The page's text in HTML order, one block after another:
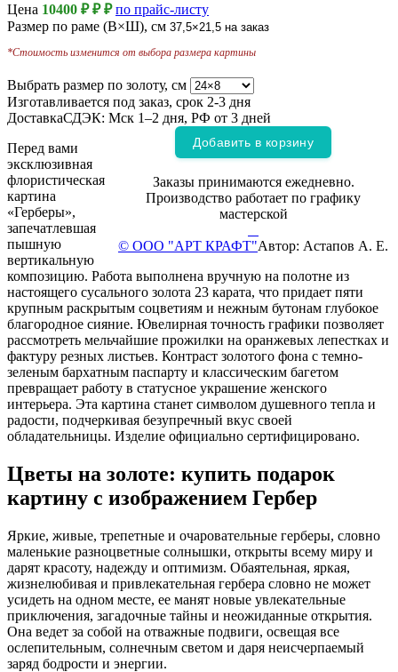
Цена 10400 ₽₽₽по прайс-листу
Размер по раме (В×Ш), см 37,5×21,5 на заказ
*Стоимость изменится от выбора размера картины
Выбрать размер по золоту, см
Изготавливается под заказ, срок 2-3 дня
ДоставкаСДЭК: Мск 1–2 дня, РФ от 3 дней
Добавить в корзину
Заказы принимаются ежедневно.
Производство работает по графику
мастерской
© ООО "АРТ КРАФТ"Автор: Астапов А. Е.
Перед вами
эксклюзивная
флористическая
картина
«Герберы»,
запечатлевшая
пышную
вертикальную
композицию. Работа выполнена вручную на полотне из
настоящего сусального золота 23 карата, что придает пяти
крупным раскрытым соцветиям и нежным бутонам глубокое
благородное сияние. Ювелирная точность графики позволяет
рассмотреть мельчайшие прожилки на оранжевых лепестках и
фактуру резных листьев. Контраст золотого фона с темно-
зеленым бархатным паспарту и классическим багетом
превращает работу в статусное украшение женского
интерьера. Эта картина станет символом душевного тепла и
радости, подчеркивая безупречный вкус своей
обладательницы. Изделие официально сертифицировано.
Цветы на золоте: купить подарок
картину с изображением Гербер
Яркие, живые, трепетные и очаровательные герберы, словно
маленькие разноцветные солнышки, открыты всему миру и
дарят красоту, надежду и оптимизм. Обаятельная, яркая,
жизнелюбивая и привлекательная гербера словно не может
усидеть на одном месте, ее манят новые увлекательные
приключения, загадочные тайны и неожиданные открытия.
Она ведет за собой на отважные подвиги, освещая все
ослепительным, солнечным светом и даря неисчерпаемый
заряд бодрости и энергии.